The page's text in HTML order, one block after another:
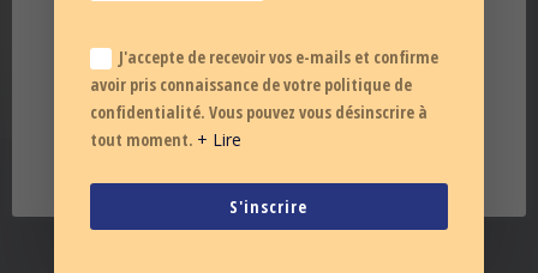
Accepter Paramétrer
J'accepte de recevoir vos e-mails et confirme
avoir pris connaissance de votre politique de
confidentialité. Vous pouvez vous désinscrire à
tout moment. + Lire
S'inscrire